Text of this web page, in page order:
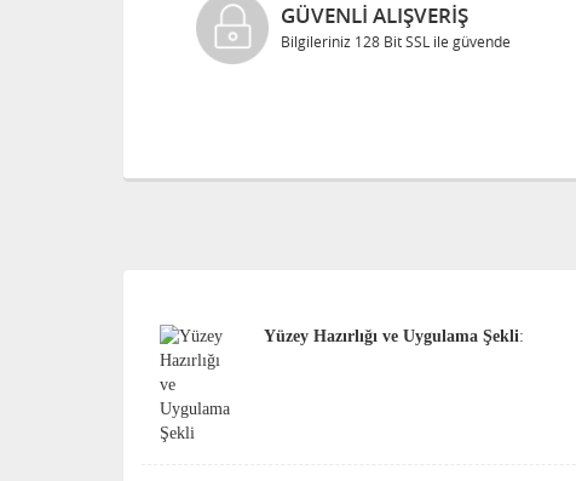
GÜVENLI ALIŞVERIŞ
Bilgileriniz 128 Bit SSL ile güvende
Yüzey Hazırlığı ve Uygulama Şekli: